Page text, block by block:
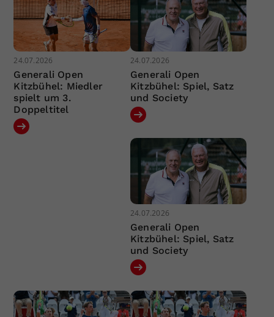
24.07.2026
Generali Open
Kitzbühel: Miedler
spielt um 3.
Doppeltitel
24.07.2026
Generali Open
Kitzbühel: Spiel, Satz
und Society
24.07.2026
Generali Open
Kitzbühel: Spiel, Satz
und Society